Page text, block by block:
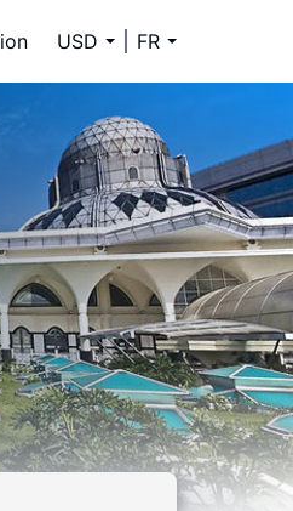
USD FR